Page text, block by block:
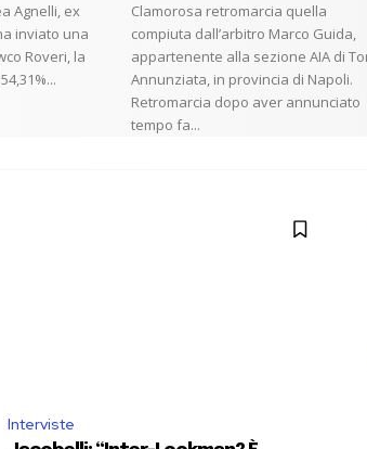
Agnelli, ex
inviato una
Roveri, la
Clamorosa retromarcia quella
compiuta dall’arbitro Marco Guida,
appartenente alla sezione AIA di
Annunziata, in provincia di Napoli.
Retromarcia dopo aver annunciato
tempo fa...
Interviste